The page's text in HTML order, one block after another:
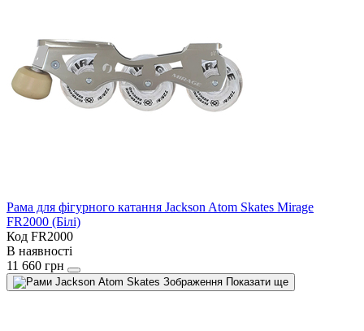
Рама для фігурного катання Jackson Atom Skates Mirage
FR2000 (Білі)
Код FR2000
В наявності
11 660 грн
Показати ще